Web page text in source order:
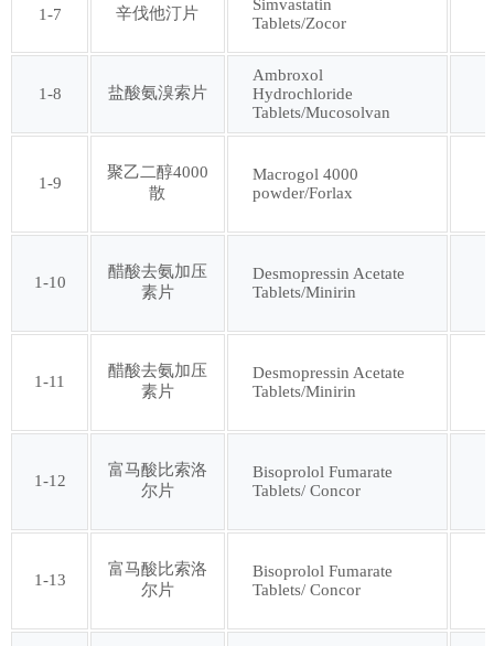
第三十一批 第三十二批
第三十三批 第三十四批
第三十九批 第四十批
第四十五批 第四十六批
1-7 辛伐他汀片
Simvastatin
Tablets/Zocor
1-8 盐酸氨溴索片
Ambroxol
Hydrochloride
Tablets/Mucosolvan
1-9
聚乙二醇4000
散
Macrogol 4000
powder/Forlax
1-10
醋酸去氨加压
素片
Desmopressin Acetate
Tablets/Minirin
1-11
醋酸去氨加压
素片
Desmopressin Acetate
Tablets/Minirin
1-12
富马酸比索洛
尔片
Bisoprolol Fumarate
Tablets/ Concor
1-13
富马酸比索洛
尔片
Bisoprolol Fumarate
Tablets/ Concor